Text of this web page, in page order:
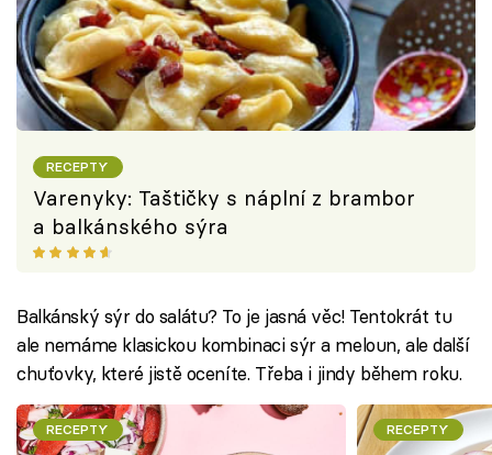
RECEPTY
Varenyky: Taštičky s náplní z brambor
a balkánského sýra
Balkánský sýr do salátu? To je jasná věc! Tentokrát tu
ale nemáme klasickou kombinaci sýr a meloun, ale další
chuťovky, které jistě oceníte. Třeba i jindy během roku.
RECEPTY RECEPTY